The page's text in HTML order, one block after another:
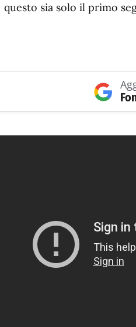
questo sia solo il primo